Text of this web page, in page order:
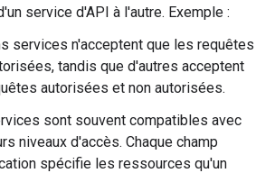
service d'API à l'autre. Exemple :
services n'acceptent que les requêtes
tandis que d'autres acceptent
autorisées et non autorisées.
sont souvent compatibles avec
niveaux d'accès. Chaque champ
spécifie les ressources qu'un